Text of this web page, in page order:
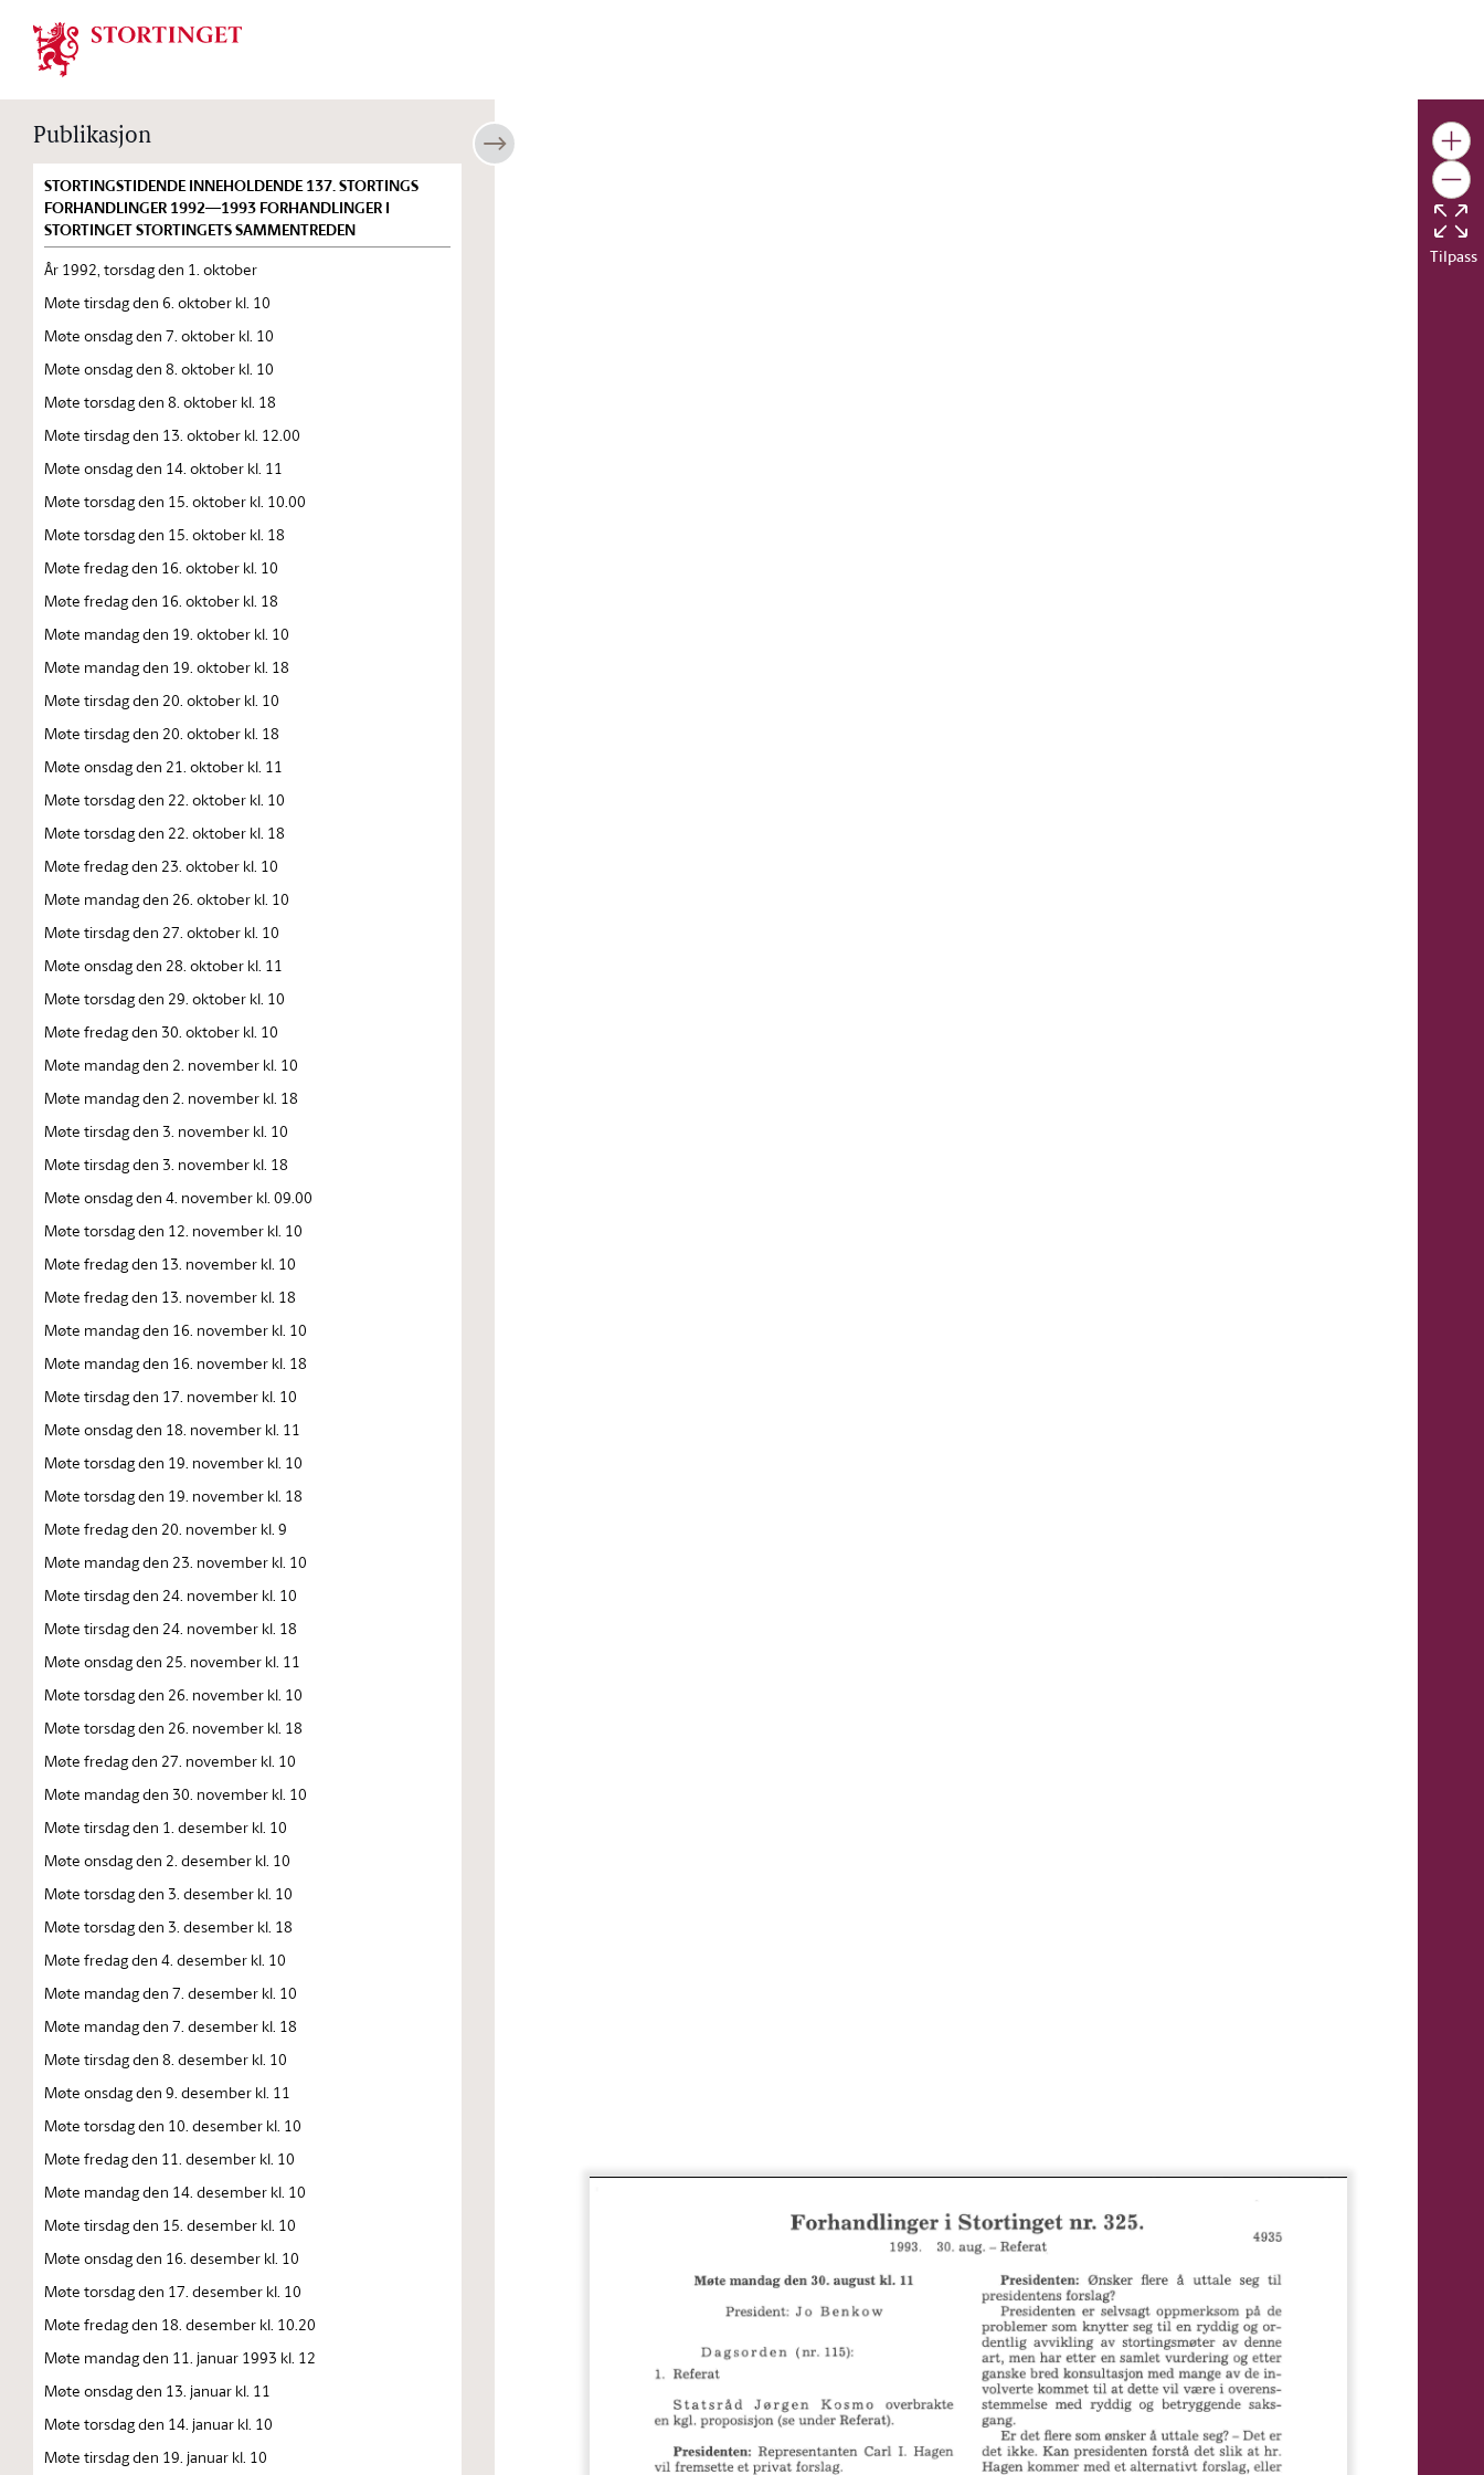
Stortinget.no
Publikasjon
STORTINGSTIDENDE INNEHOLDENDE 137. STORTINGS
FORHANDLINGER 1992—1993 FORHANDLINGER I
STORTINGET STORTINGETS SAMMENTREDEN
År 1992, torsdag den 1. oktober
Møte tirsdag den 6. oktober kl. 10
Møte onsdag den 7. oktober kl. 10
Møte onsdag den 8. oktober kl. 10
Møte torsdag den 8. oktober kl. 18
Møte tirsdag den 13. oktober kl. 12.00
Møte onsdag den 14. oktober kl. 11
Møte torsdag den 15. oktober kl. 10.00
Møte torsdag den 15. oktober kl. 18
Møte fredag den 16. oktober kl. 10
Møte fredag den 16. oktober kl. 18
Møte mandag den 19. oktober kl. 10
Møte mandag den 19. oktober kl. 18
Møte tirsdag den 20. oktober kl. 10
Møte tirsdag den 20. oktober kl. 18
Møte onsdag den 21. oktober kl. 11
Møte torsdag den 22. oktober kl. 10
Møte torsdag den 22. oktober kl. 18
Møte fredag den 23. oktober kl. 10
Møte mandag den 26. oktober kl. 10
Møte tirsdag den 27. oktober kl. 10
Møte onsdag den 28. oktober kl. 11
Møte torsdag den 29. oktober kl. 10
Møte fredag den 30. oktober kl. 10
Møte mandag den 2. november kl. 10
Møte mandag den 2. november kl. 18
Møte tirsdag den 3. november kl. 10
Møte tirsdag den 3. november kl. 18
Møte onsdag den 4. november kl. 09.00
Møte torsdag den 12. november kl. 10
Møte fredag den 13. november kl. 10
Møte fredag den 13. november kl. 18
Møte mandag den 16. november kl. 10
Møte mandag den 16. november kl. 18
Møte tirsdag den 17. november kl. 10
Møte onsdag den 18. november kl. 11
Møte torsdag den 19. november kl. 10
Møte torsdag den 19. november kl. 18
Møte fredag den 20. november kl. 9
Møte mandag den 23. november kl. 10
Møte tirsdag den 24. november kl. 10
Møte tirsdag den 24. november kl. 18
Møte onsdag den 25. november kl. 11
Møte torsdag den 26. november kl. 10
Møte torsdag den 26. november kl. 18
Møte fredag den 27. november kl. 10
Møte mandag den 30. november kl. 10
Møte tirsdag den 1. desember kl. 10
Møte onsdag den 2. desember kl. 10
Møte torsdag den 3. desember kl. 10
Møte torsdag den 3. desember kl. 18
Møte fredag den 4. desember kl. 10
Møte mandag den 7. desember kl. 10
Møte mandag den 7. desember kl. 18
Møte tirsdag den 8. desember kl. 10
Møte onsdag den 9. desember kl. 11
Møte torsdag den 10. desember kl. 10
Møte fredag den 11. desember kl. 10
Møte mandag den 14. desember kl. 10
Møte tirsdag den 15. desember kl. 10
Møte onsdag den 16. desember kl. 10
Møte torsdag den 17. desember kl. 10
Møte fredag den 18. desember kl. 10.20
Møte mandag den 11. januar 1993 kl. 12
Møte onsdag den 13. januar kl. 11
Møte torsdag den 14. januar kl. 10
Møte tirsdag den 19. januar kl. 10